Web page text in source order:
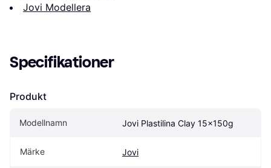
Jovi Modellera
Specifikationer
Produkt
Modellnamn Jovi Plastilina Clay 15x150g
Märke Jovi